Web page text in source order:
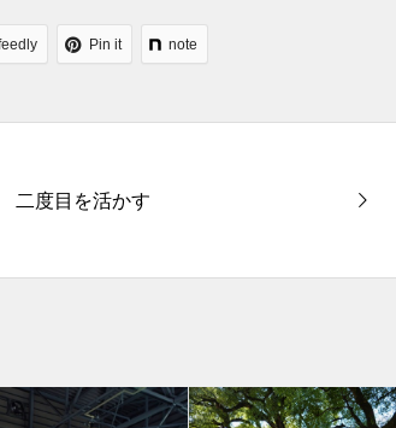
Pin it note
二度目を活かす